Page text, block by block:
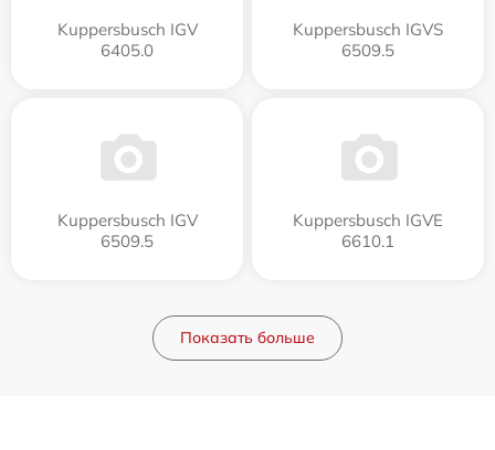
Kuppersbusch IGV
6405.0
Kuppersbusch IGVS
6509.5
Kuppersbusch IGV
6509.5
Kuppersbusch IGVE
6610.1
Показать больше